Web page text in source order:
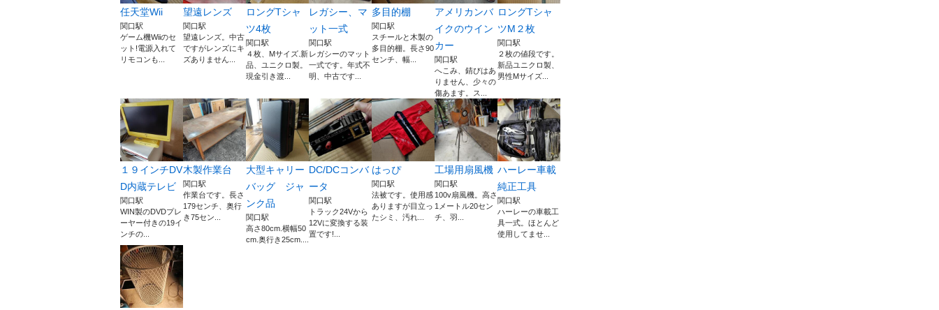
任天堂Wii
関口駅
ゲーム機Wiiのセ
ット!電源入れて
リモコンも...
望遠レンズ
関口駅
望遠レンズ。中古
ですがレンズにキ
ズありません...
ロングTシャ
ツ4枚
関口駅
４枚、Mサイズ.新
品、ユニクロ製。
現金引き渡...
レガシー、マ
ット一式
関口駅
レガシーのマット
一式です。年式不
明、中古です...
多目的棚
関口駅
スチールと木製の
多目的棚。長さ90
センチ、幅...
アメリカンバ
イクのウイン
カー
関口駅
へこみ、錆びはあ
りません、少々の
傷あます。ス...
ロングTシャ
ツM２枚
関口駅
２枚の値段です。
新品ユニクロ製、
男性Mサイズ...
１９インチDV
D内蔵テレビ
関口駅
WIN製のDVDプレ
ーヤー付きの19イ
ンチの...
木製作業台
関口駅
作業台です。長さ
179センチ、奥行
き75セン...
大型キャリー
バッグ ジャ
ンク品
関口駅
高さ80cm.横幅50
cm.奥行き25cm....
DC/DCコンバ
ータ
関口駅
トラック24Vから
12Vに変換する装
置です!...
はっぴ
関口駅
法被です。使用感
ありますが目立っ
たシミ、汚れ...
工場用扇風機
関口駅
100v扇風機。高さ
1メートル20セン
チ、羽...
ハーレー車載
純正工具
関口駅
ハーレーの車載工
具一式。ほとんど
使用してませ...